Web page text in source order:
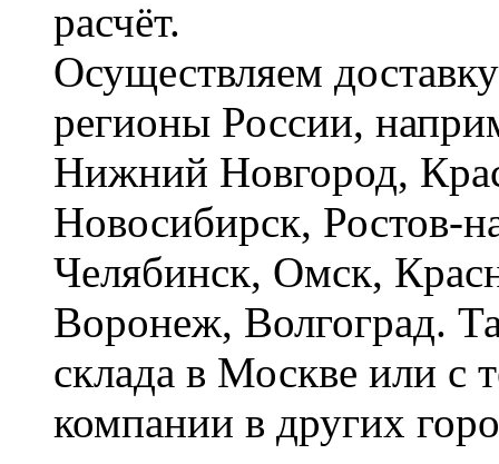
расчёт.
Осуществляем
регионы России,
Нижний Новгород,
Новосибирск, Ростов-
Челябинск, Омск,
Воронеж, Волгоград.
склада в Москве или с
компании в других